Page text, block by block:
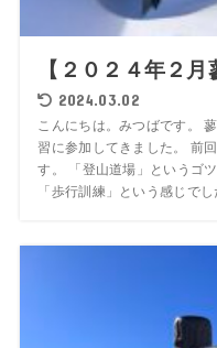
【２０２４年２
2024.03.02
こんにちは。みつばです。
習に参加してきました。 前
す。 「登山道場」というゴ
「歩行訓練」という感じでし